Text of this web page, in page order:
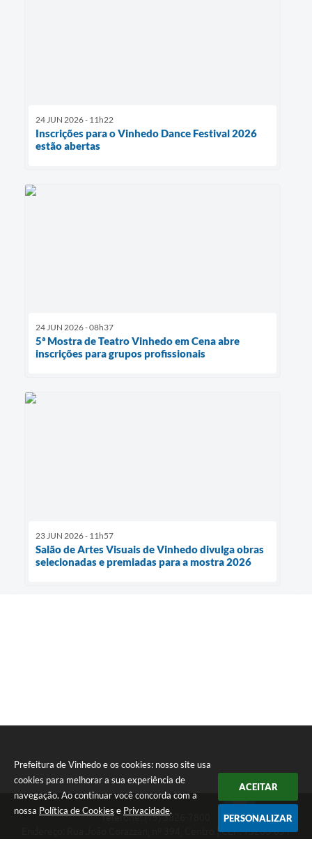
Prefeitura de Vinhedo e os cookies: nosso site usa
cookies para melhorar a sua experiência de
navegação. Ao continuar você concorda com a
nossa Política de Cookies e Privacidade.
ACEITAR
PERSONALIZAR
24 JUN 2026 - 11h22
Inscrições para o Vinhedo Dance Festival 2026
estão abertas
24 JUN 2026 - 08h37
5ª Mostra de Teatro Vinhedo em Cena abre
inscrições para grupos profissionais
23 JUN 2026 - 11h57
Salão de Artes Visuais de Vinhedo divulga obras
selecionadas e premiadas para a mostra 2026
Telefone: (19) 3826-7800
Endereço: Rua João Corazzari, nº 394, Centro | CEP: 13280-091